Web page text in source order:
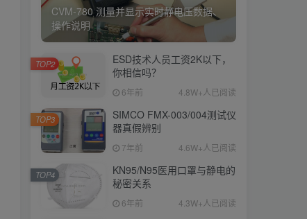
CVM-780 测量并显示实时静电压数据、
操作说明
ESD技术人员工资2K以下，
你相信吗？
6年前 4.8W+人已阅读
TOP2
SIMCO FMX-003/004测试仪
器真假辨别
7年前 4.6W+人已阅读
TOP3
KN95/N95医用口罩与静电的
秘密关系
6年前 4.3W+人已阅读
TOP4